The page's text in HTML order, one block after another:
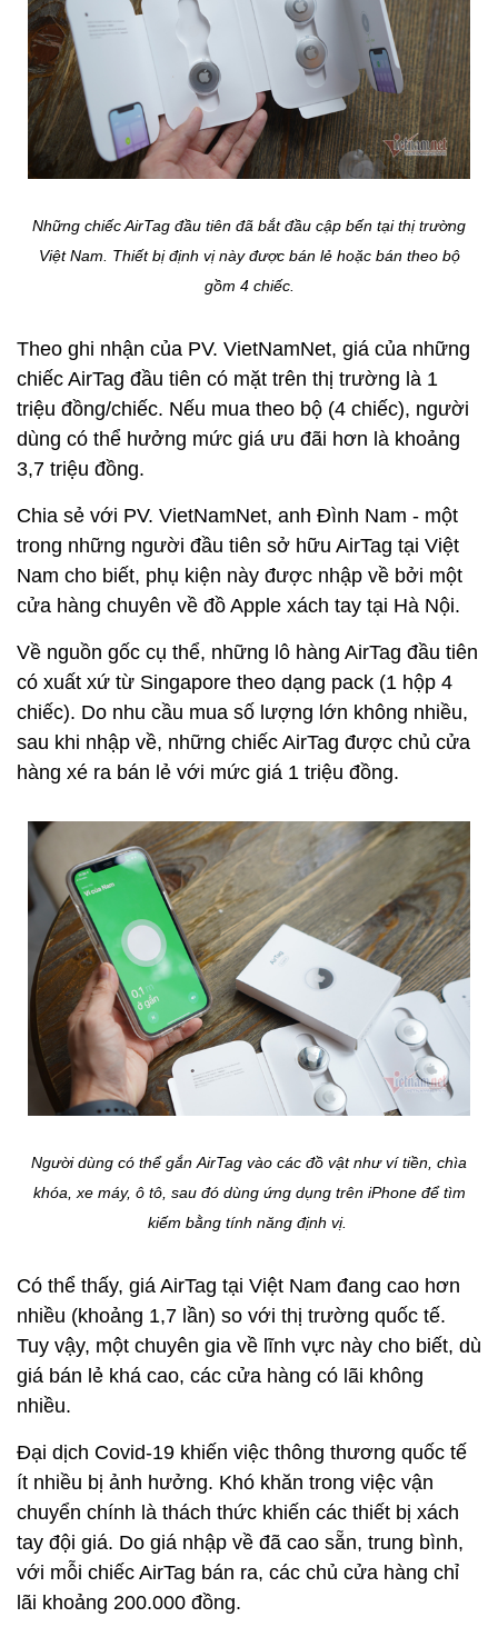
Những chiếc AirTag đầu tiên đã bắt đầu cập bến tại thị trường
Việt Nam. Thiết bị định vị này được bán lẻ hoặc bán theo bộ
gồm 4 chiếc.
Theo ghi nhận của PV. VietNamNet, giá của những
chiếc AirTag đầu tiên có mặt trên thị trường là 1
triệu đồng/chiếc. Nếu mua theo bộ (4 chiếc), người
dùng có thể hưởng mức giá ưu đãi hơn là khoảng
3,7 triệu đồng.
Chia sẻ với PV. VietNamNet, anh Đình Nam - một
trong những người đầu tiên sở hữu AirTag tại Việt
Nam cho biết, phụ kiện này được nhập về bởi một
cửa hàng chuyên về đồ Apple xách tay tại Hà Nội.
Về nguồn gốc cụ thể, những lô hàng AirTag đầu tiên
có xuất xứ từ Singapore theo dạng pack (1 hộp 4
chiếc). Do nhu cầu mua số lượng lớn không nhiều,
sau khi nhập về, những chiếc AirTag được chủ cửa
hàng xé ra bán lẻ với mức giá 1 triệu đồng.
Người dùng có thể gắn AirTag vào các đồ vật như ví tiền, chìa
khóa, xe máy, ô tô, sau đó dùng ứng dụng trên iPhone để tìm
kiếm bằng tính năng định vị.
Có thể thấy, giá AirTag tại Việt Nam đang cao hơn
nhiều (khoảng 1,7 lần) so với thị trường quốc tế.
Tuy vậy, một chuyên gia về lĩnh vực này cho biết, dù
giá bán lẻ khá cao, các cửa hàng có lãi không
nhiều.
Đại dịch Covid-19 khiến việc thông thương quốc tế
ít nhiều bị ảnh hưởng. Khó khăn trong việc vận
chuyển chính là thách thức khiến các thiết bị xách
tay đội giá. Do giá nhập về đã cao sẵn, trung bình,
với mỗi chiếc AirTag bán ra, các chủ cửa hàng chỉ
lãi khoảng 200.000 đồng.